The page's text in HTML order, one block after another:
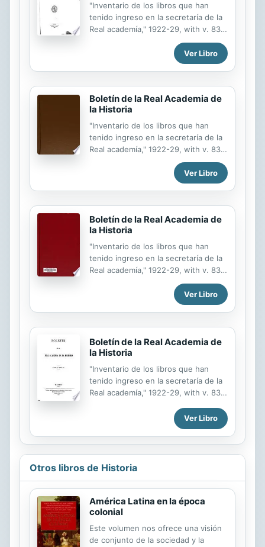
"Inventario de los libros que han
tenido ingreso en la secretaría de la
Real academía," 1922-29, with v. 83,
85, 87, 89, 91-92, 96, 99.
Ver Libro
Boletín de la Real Academia de
la Historia
"Inventario de los libros que han
tenido ingreso en la secretaría de la
Real academía," 1922-29, with v. 83,
85, 87, 89, 91-92, 96, 99.
Ver Libro
Boletín de la Real Academia de
la Historia
"Inventario de los libros que han
tenido ingreso en la secretaría de la
Real academía," 1922-29, with v. 83,
85, 87, 89, 91-92, 96, 99.
Ver Libro
Boletín de la Real Academia de
la Historia
"Inventario de los libros que han
tenido ingreso en la secretaría de la
Real academía," 1922-29, with v. 83,
Ver Libro
Otros libros de Historia
América Latina en la época
colonial
Este volumen nos ofrece una visión
de conjunto de la sociedad y la